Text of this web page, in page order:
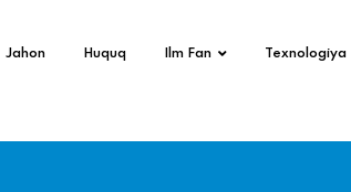
Jahon Huquq Ilm Fan Texnologiya